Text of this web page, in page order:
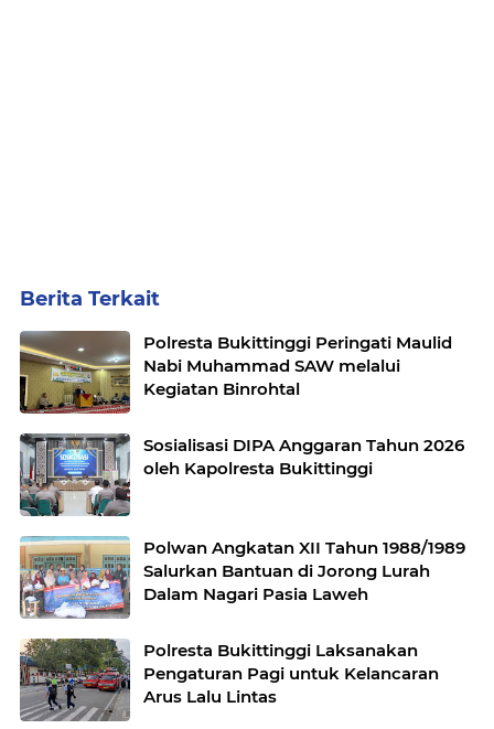
Berita Terkait
Polresta Bukittinggi Peringati Maulid
Nabi Muhammad SAW melalui
Kegiatan Binrohtal
Sosialisasi DIPA Anggaran Tahun 2026
oleh Kapolresta Bukittinggi
Polwan Angkatan XII Tahun 1988/1989
Salurkan Bantuan di Jorong Lurah
Dalam Nagari Pasia Laweh
Polresta Bukittinggi Laksanakan
Pengaturan Pagi untuk Kelancaran
Arus Lalu Lintas